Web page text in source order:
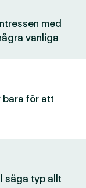
med
vanliga
bara för att
säga typ allt